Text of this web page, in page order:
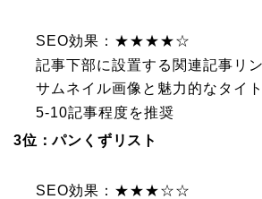
SEO効果：★★★★☆
記事下部に設置する関連記事リ
サムネイル画像と魅力的なタイ
5-10記事程度を推奨
3位：パンくずリスト
SEO効果：★★★☆☆